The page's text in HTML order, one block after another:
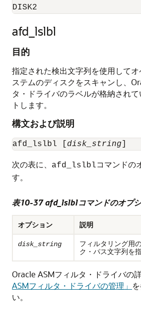
DISK2
afd_lslbl
目的
指定された検出文字列を使用して
ステムのディスクをスキャンし、
タ・ドライバのラベルが格納され
トします。
構文および説明
afd_lslbl [ disk_string
次の表に、 afd_lslblコマンドの
す。
表10-37 afd_lslblコマンドのオプ
オプション 説明
disk_string
フィルタリング用
ク・パス文字列を
Oracle ASMフィルタ・ドライバの詳
ASMフィルタ・ドライバの管理」
い。